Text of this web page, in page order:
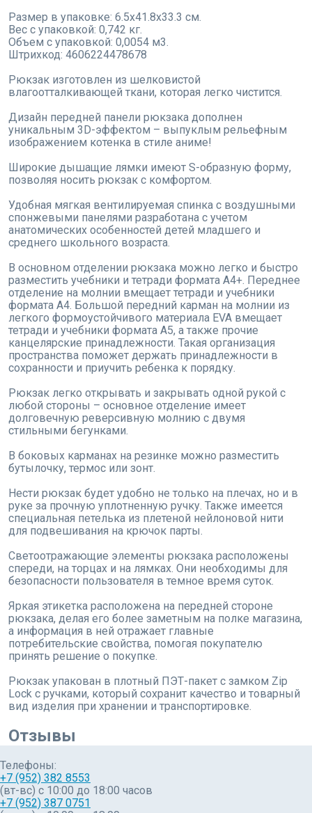
Размер в упаковке: 6.5x41.8x33.3 см.
Вес с упаковкой: 0,742 кг.
Объем с упаковкой: 0,0054 м3.
Штрихкод: 4606224478678
Рюкзак изготовлен из шелковистой
влагоотталкивающей ткани, которая легко чистится.
Дизайн передней панели рюкзака дополнен
уникальным 3D-эффектом – выпуклым рельефным
изображением котенка в стиле аниме!
Широкие дышащие лямки имеют S-образную форму,
позволяя носить рюкзак с комфортом.
Удобная мягкая вентилируемая спинка с воздушными
спонжевыми панелями разработана с учетом
анатомических особенностей детей младшего и
среднего школьного возраста.
В основном отделении рюкзака можно легко и быстро
разместить учебники и тетради формата А4+. Переднее
отделение на молнии вмещает тетради и учебники
формата А4. Большой передний карман на молнии из
легкого формоустойчивого материала EVA вмещает
тетради и учебники формата А5, а также прочие
канцелярские принадлежности. Такая организация
пространства поможет держать принадлежности в
сохранности и приучить ребенка к порядку.
Рюкзак легко открывать и закрывать одной рукой с
любой стороны – основное отделение имеет
долговечную реверсивную молнию с двумя
стильными бегунками.
В боковых карманах на резинке можно разместить
бутылочку, термос или зонт.
Нести рюкзак будет удобно не только на плечах, но и в
руке за прочную уплотненную ручку. Также имеется
специальная петелька из плетеной нейлоновой нити
для подвешивания на крючок парты.
Светоотражающие элементы рюкзака расположены
спереди, на торцах и на лямках. Они необходимы для
безопасности пользователя в темное время суток.
Яркая этикетка расположена на передней стороне
рюкзака, делая его более заметным на полке магазина,
а информация в ней отражает главные
потребительские свойства, помогая покупателю
принять решение о покупке.
Рюкзак упакован в плотный ПЭТ-пакет с замком Zip
Lock с ручками, который сохранит качество и товарный
вид изделия при хранении и транспортировке.
Отзывы
Телефоны:
+7 (952) 382 8553
(вт-вс) c 10:00 до 18:00 часов
+7 (952) 387 0751